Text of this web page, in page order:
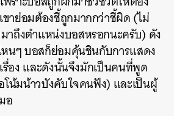
าย่อมต้องชี้ถูกมากกว่าชี้ผิด (ไม่
าถึงตำแหน่งบอสหรอกนะครับ) ดัง
หนๆ บอสก็ย่อมคุ้นชินกับการแสดง
เรื่อง และดังนั้นจึงมักเป็นคนที่พูด
โน้มน้าวบังคับใจคนฟัง) และเป็นผู้
อ